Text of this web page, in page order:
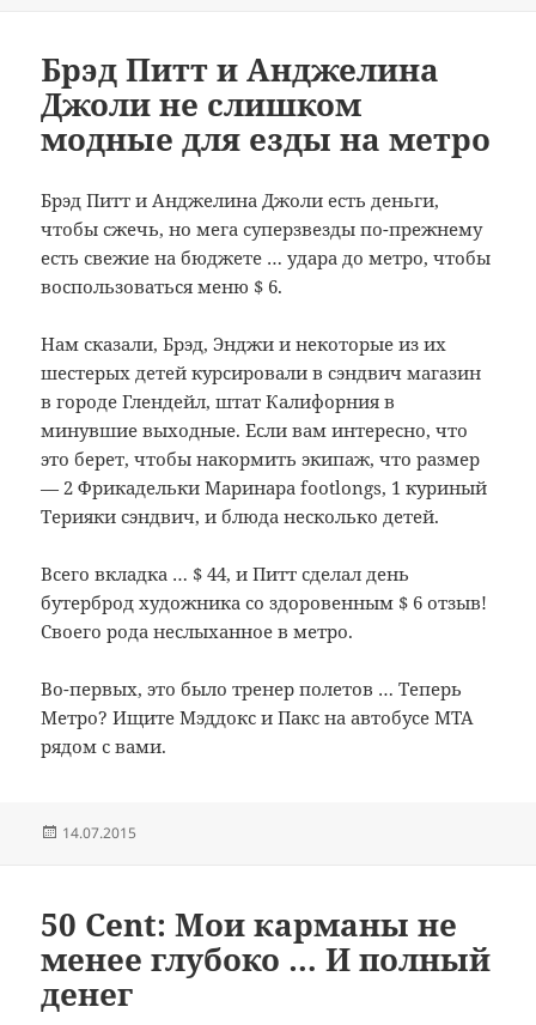
Брэд Питт и Анджелина
Джоли не слишком
модные для езды на метро
Брэд Питт и Анджелина Джоли есть деньги,
чтобы сжечь,но мега суперзвезды по-прежнему
есть свежие на бюджете … удара до метро, чтобы
воспользоватьсяменю $ 6.
Нам сказали, Брэд,Энджи и некоторые из их
шестерых детей курсировали в сэндвич магазин
в городе Глендейл, штат Калифорния в
минувшие выходные. Если вам интересно, что
это берет, чтобы накормить экипаж, чторазмер
— 2 Фрикадельки Маринара footlongs, 1 куриный
Терияки сэндвич,и блюда несколько детей.
Всего вкладка … $ 44,и Питт сделал день
бутерброд художника со здоровенным $ 6 отзыв!
Своего рода неслыханное в метро.
Во-первых, это было тренер полетов … Теперь
Метро?Ищите Мэддокс и Пакс на автобусе MTA
рядом с вами.
Опубликовано
14.07.2015
50 Cent: Мои карманы не
менее глубоко … И полный
денег